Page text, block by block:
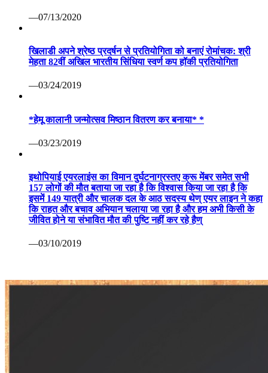
—07/13/2020
खिलाडी अपने श्रेष्ठ प्रदर्षन से प्रतियोगिता को बनाएं रोमांचक: श्री
मेहता 82वीं अखिल भारतीय सिंधिया स्वर्ण कप हॉकी प्रतियोगिता
—03/24/2019
*हेमू कालानी जन्मोत्सव मिष्ठान वितरण कर बनाया* *
—03/23/2019
इथोपियाई एयरलाइंस का विमान दुर्घटनाग्रस्तए क्रू मेंबर समेत सभी
157 लोगों की मौत बताया जा रहा है कि विश्वास किया जा रहा है कि
इसमें 149 यात्री और चालक दल के आठ सदस्य थेण् एयर लाइन ने कहा
कि राहत और बचाव अभियान चलाया जा रहा है और हम अभी किसी के
जीवित होने या संभावित मौत की पुष्टि नहीं कर रहे हैण्
—03/10/2019